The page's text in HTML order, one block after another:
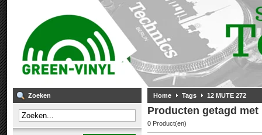
Zoeken Home Tags 12 MUTE 272
Producten getagd met
0 Product(en)